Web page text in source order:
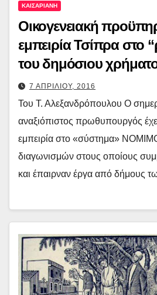
ΚΑΙΣΑΡΙΑΝΗ
Οικογενειακή
εμπειρία Τσίπρα στο
του δημόσιου
7 ΑΠΡΙΛΙΟΥ, 2016
Του Τ. Αλεξανδρόπουλου Ο
αναξιόπιστος πρωθυπουργός
εμπειρία στο «σύστημα»
διαγωνισμών στους οποίους
και έπαιρναν έργα από δήμους